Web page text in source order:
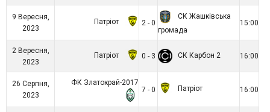
9 Вересня,
2023
Патріот 2 - 0
СК Жашківська
громада
15:00
2 Вересня,
2023
Патріот 0 - 3 СК Карбон 2 16:00
26 Серпня,
2023
ФК Златокрай-2017
7 - 0
Патріот 16:00